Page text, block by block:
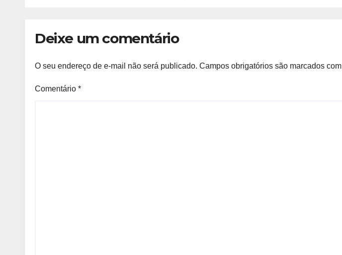
Deixe um comentário
O seu endereço de e-mail não será publicado. Campos obrigatórios são marcados com
Comentário *